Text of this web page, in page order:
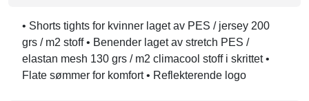
• Shorts tights for kvinner laget av PES / jersey 200
grs / m2 stoff • Benender laget av stretch PES /
elastan mesh 130 grs / m2 climacool stoff i skrittet •
Flate sømmer for komfort • Reflekterende logo